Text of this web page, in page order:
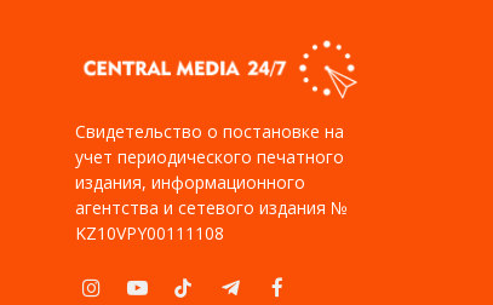
Свидетельство о постановке на
учет периодического печатного
издания, информационного
агентства и сетевого издания №
KZ10VPY00111108
InstagramYouTubeTikTokTelegramFacebook